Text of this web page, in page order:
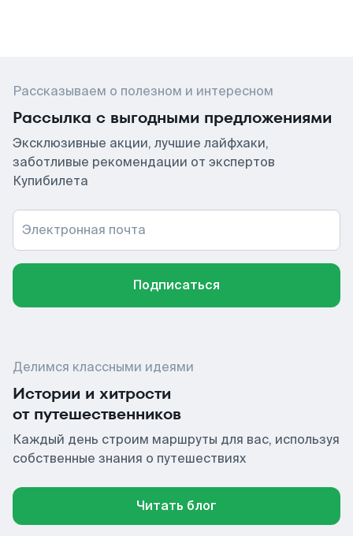
Рассказываем о полезном и интересном
Рассылка с выгодными предложениями
Эксклюзивные акции, лучшие лайфхаки,
заботливые рекомендации от экспертов
Купибилета
Электронная почта
Подписаться
Делимся классными идеями
Истории и хитрости
от путешественников
Каждый день строим маршруты для вас, используя
собственные знания о путешествиях
Читать блог